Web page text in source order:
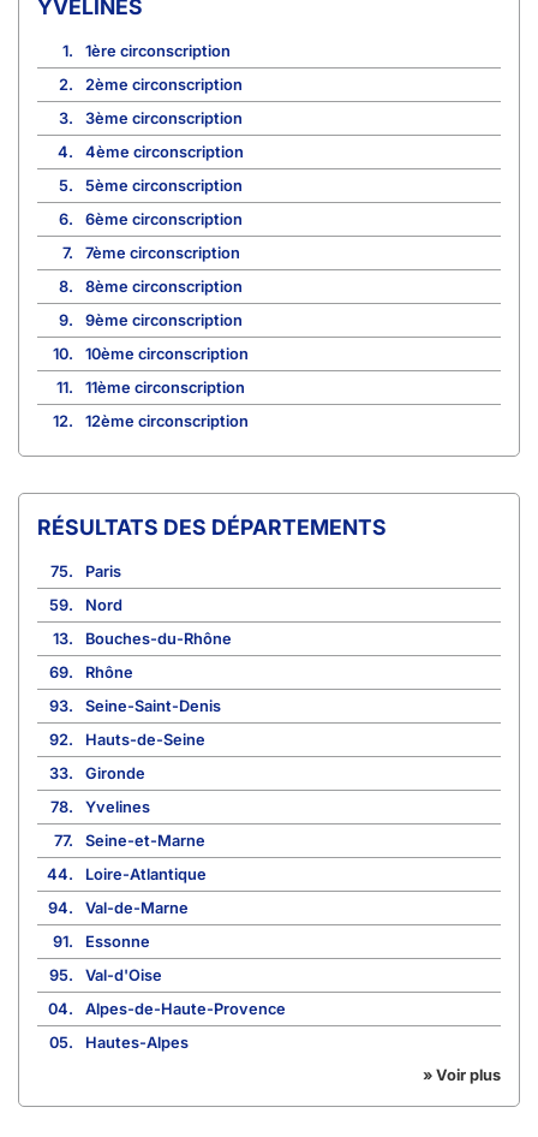
YVELINES
1.
1ère circonscription
2.
2ème circonscription
3.
3ème circonscription
4.
4ème circonscription
5.
5ème circonscription
6.
6ème circonscription
7.
7ème circonscription
8.
8ème circonscription
9.
9ème circonscription
10.
10ème circonscription
11.
11ème circonscription
12.
12ème circonscription
RÉSULTATS DES DÉPARTEMENTS
75.
Paris
59.
Nord
13.
Bouches-du-Rhône
69.
Rhône
93.
Seine-Saint-Denis
92.
Hauts-de-Seine
33.
Gironde
78.
Yvelines
77.
Seine-et-Marne
44.
Loire-Atlantique
94.
Val-de-Marne
91.
Essonne
95.
Val-d'Oise
04.
Alpes-de-Haute-Provence
05.
Hautes-Alpes
» Voir plus